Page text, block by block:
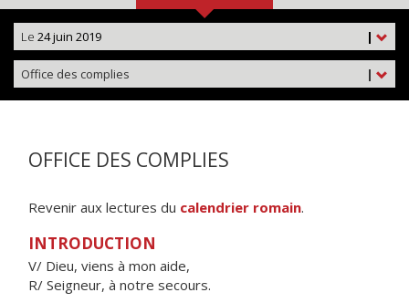
|
Le 24 juin 2019
|
Office des complies
OFFICE DES COMPLIES
Revenir aux lectures du calendrier romain.
INTRODUCTION
V/ Dieu, viens à mon aide,
R/ Seigneur, à notre secours.